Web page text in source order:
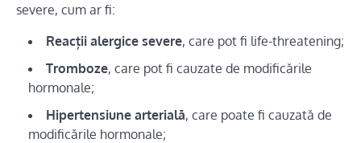
severe, cum ar fi:
Reacții alergice severe, care pot fi life-threatening;
Tromboze, care pot fi cauzate de modificările
hormonale;
Hipertensiune arterială, care poate fi cauzată de
modificările hormonale;